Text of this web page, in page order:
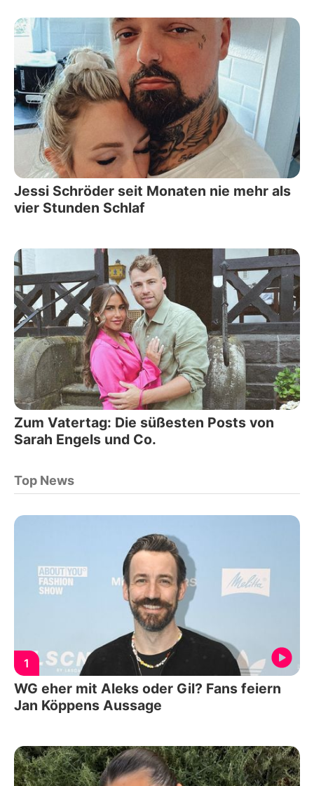
Jessi Schröder seit Monaten nie mehr als
vier Stunden Schlaf
Zum Vatertag: Die süßesten Posts von
Sarah Engels und Co.
Top News
1
WG eher mit Aleks oder Gil? Fans feiern
Jan Köppens Aussage